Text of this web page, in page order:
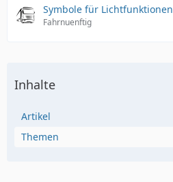
Symbole für Lichtfunktionen
Fahrnuenftig
Inhalte
Artikel
Themen